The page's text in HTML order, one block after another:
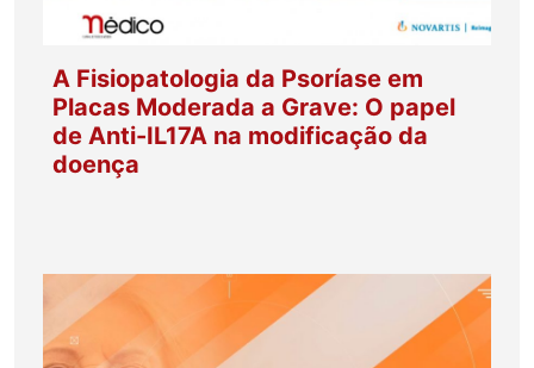
A Fisiopatologia da Psoríase em
Placas Moderada a Grave: O papel
de Anti-IL17A na modificação da
doença